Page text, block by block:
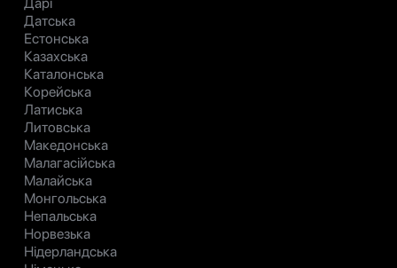
Датська
Естонська
Казахська
Каталонська
Корейська
Латиська
Литовська
Македонська
Малагасійська
Малайська
Монгольська
Непальська
Норвезька
Нідерландська